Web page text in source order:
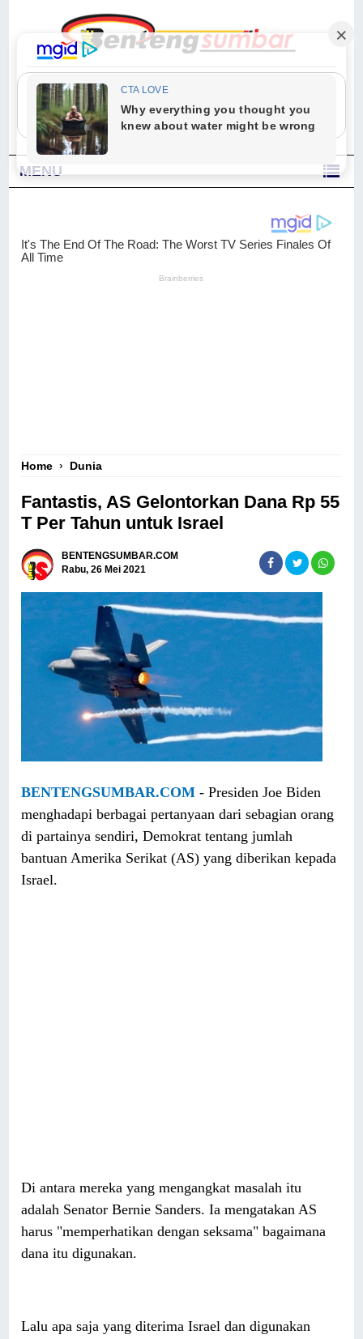
"Sesungguhnya Allah dan para malaikat-Nya berselawat untuk Nabi.
Wahai orang-orang yang beriman, berselawatlah kamu untuk Nabi dan
ucapkanlah salam dengan penuh penghormatan kepadanya." (Qs. Al
Ahzab Ayat 56)
MENU
Home › Dunia
Fantastis, AS Gelontorkan Dana Rp 55
T Per Tahun untuk Israel
BENTENGSUMBAR.COM
Rabu, 26 Mei 2021
BENTENGSUMBAR.COM - Presiden Joe Biden
menghadapi berbagai pertanyaan dari sebagian orang
di partainya sendiri, Demokrat tentang jumlah
bantuan Amerika Serikat (AS) yang diberikan kepada
Israel.
Di antara mereka yang mengangkat masalah itu
adalah Senator Bernie Sanders. Ia mengatakan AS
harus "memperhatikan dengan seksama" bagaimana
dana itu digunakan.
Lalu apa saja yang diterima Israel dan digunakan